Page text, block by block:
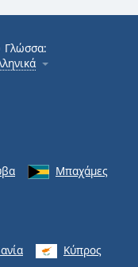
Γλώσσα:
Μπαχάμες
Κύπρος